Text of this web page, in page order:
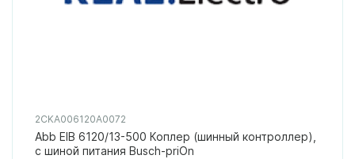
2CKA006120A0072
Abb EIB 6120/13-500 Коплер (шинный контроллер),
с шиной питания Busch-priOn